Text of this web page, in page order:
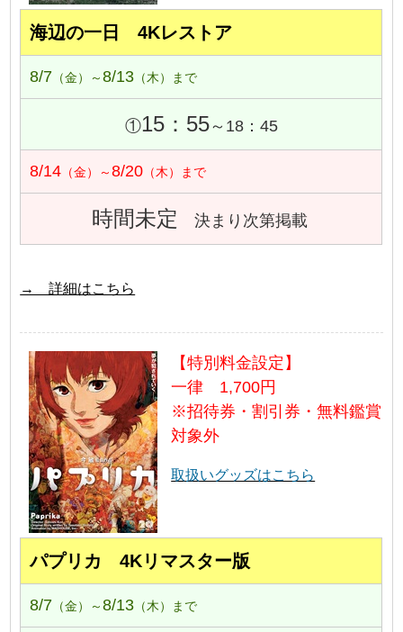
海辺の一日 4Kレストア
8/7 （金）～8/13 （木）まで
①15：55～18：45
8/14 （金）～8/20 （木）まで
時間未定 決まり次第掲載
→ 詳細はこちら
【特別料金設定】
一律 1,700円
※招待券・割引券・無料鑑賞
対象外
取扱いグッズはこちら
パプリカ 4Kリマスター版
8/7 （金）～8/13 （木）まで